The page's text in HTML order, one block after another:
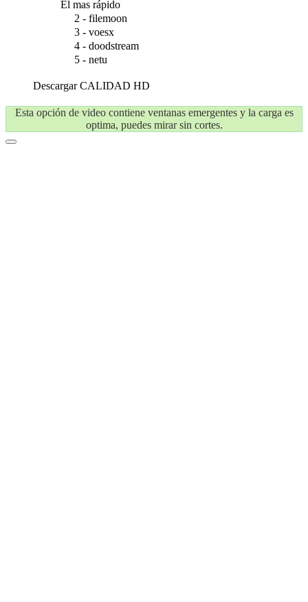
El mas rápido
2 - filemoon
3 - voesx
4 - doodstream
5 - netu
DescargarCALIDAD HD
Esta opción de video contiene ventanas emergentes y la carga es
optima, puedes mirar sin cortes.